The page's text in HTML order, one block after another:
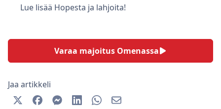
Lue lisää Hopesta ja lahjoita!
Varaa majoitus Omenassa
Jaa artikkeli